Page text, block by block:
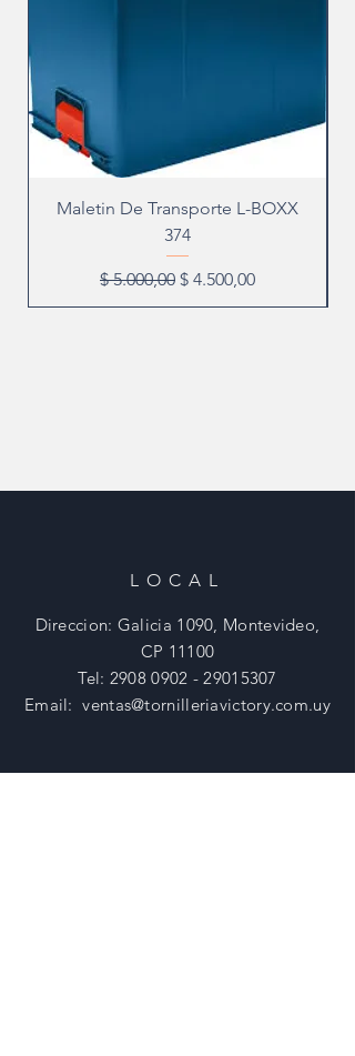
Maletin De Transporte L-BOXX
374
Precio
$ 5.000,00 Precio de oferta
$ 4.500,00
LOCAL
Direccion: Galicia 1090, Montevideo,
CP 11100
Tel: 2908 0902 - 29015307
Email:ventas@tornilleriavictory.com.uy